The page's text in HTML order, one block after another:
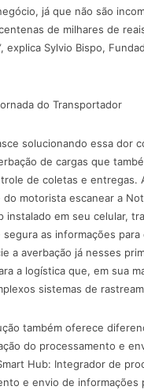
já que não são
de milhares de
explica Sylvio Bispo,
do Transportador
solucionando essa dor
de cargas que
de coletas e entregas.
do motorista escanear a
instalado em seu celular,
as informações para
a averbação já nesses
a logística que, em sua
sistemas de
também oferece
do processamento e
Hub: Integrador de
e envio de informações